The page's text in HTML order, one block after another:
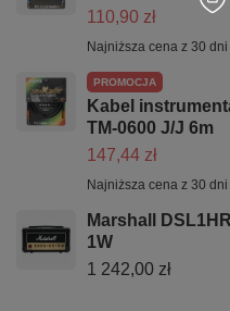
110,90 zł
Najniższa cena z 30
PROMOCJA
Kabel
TM-0600 J/J 6m
147,44 zł
Najniższa cena z 30
Marshall
1W
1 242,00 zł